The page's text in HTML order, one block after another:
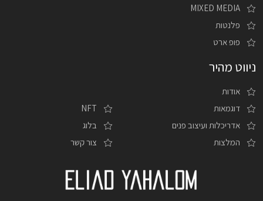
MIXED MEDIA
פלנטות
פופ ארט
ניווט מהיר
אודות
דוגמאות
אדריכלות ועיצוב פנים
המלצות
NFT
בלוג
צור קשר